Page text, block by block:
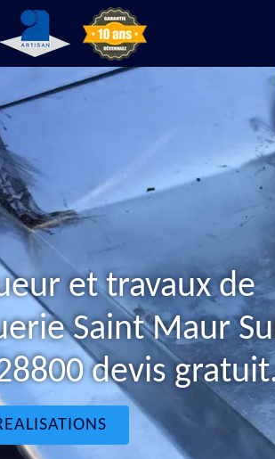
et travaux de
Saint Maur
devis